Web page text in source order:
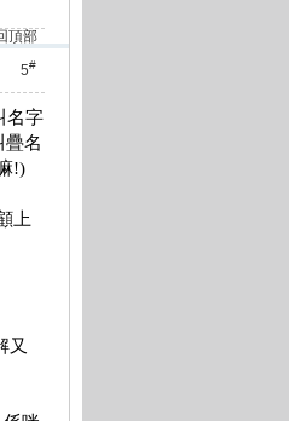
頂部
5#
名字
疊名
!)
上
又